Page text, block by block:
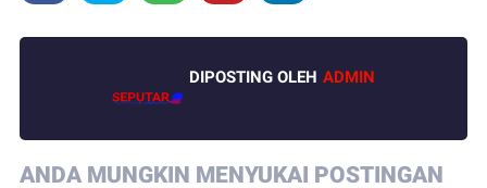
DIPOSTING OLEH ADMIN
ANDA MUNGKIN MENYUKAI POSTINGAN